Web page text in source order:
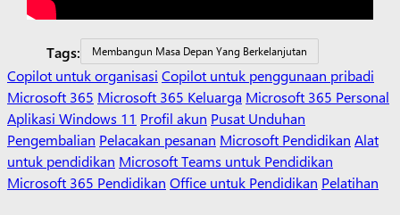
Tags: Membangun Masa Depan Yang Berkelanjutan
Copilot untuk organisasi Copilot untuk penggunaan pribadi
Microsoft 365 Microsoft 365 Keluarga Microsoft 365 Personal
Aplikasi Windows 11 Profil akun Pusat Unduhan
Pengembalian Pelacakan pesanan Microsoft Pendidikan Alat
untuk pendidikan Microsoft Teams untuk Pendidikan
Microsoft 365 Pendidikan Office untuk Pendidikan Pelatihan